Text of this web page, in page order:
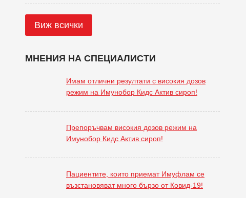
Виж всички
МНЕНИЯ НА СПЕЦИАЛИСТИ
Имам отлични резултати с високия дозов
режим на Имунобор Кидс Актив сироп!
Препоръчвам високия дозов режим на
Имунобор Кидс Актив сироп!
Пациентите, които приемат Имуфлам се
възстановяват много бързо от Ковид-19!